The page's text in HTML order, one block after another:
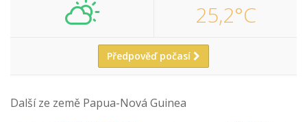
25,2°C
Předpověď počasí
Další ze země Papua-Nová Guinea